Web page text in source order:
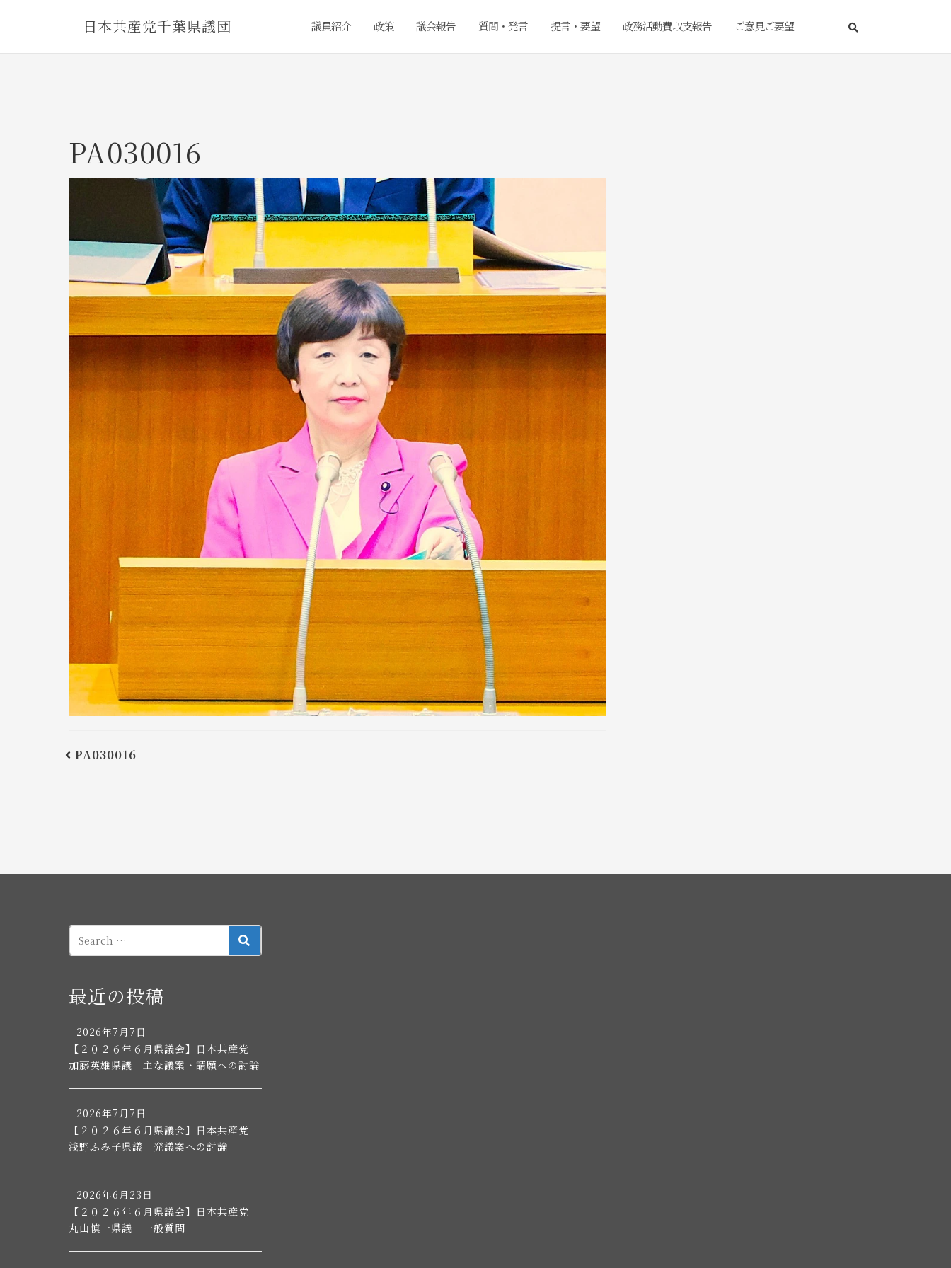
日本共産党千葉県議団 議員紹介 政策 議会報告 質問・発言 提言・要望 政務活動費収支報告 ご意見ご要望
PA030016
PA030016
SEARCH
最近の投稿
2026年7月7日
【２０２６年６月県議会】日本共産党
加藤英雄県議 主な議案・請願への討論
2026年7月7日
【２０２６年６月県議会】日本共産党
浅野ふみ子県議 発議案への討論
2026年6月23日
【２０２６年６月県議会】日本共産党
丸山慎一県議 一般質問